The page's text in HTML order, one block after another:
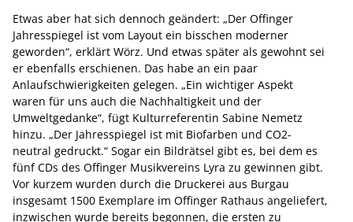
Etwas aber hat sich dennoch geändert: „Der Offinger
Jahresspiegel ist vom Layout ein bisschen moderner
geworden“, erklärt Wörz. Und etwas später als gewohnt sei
er ebenfalls erschienen. Das habe an ein paar
Anlaufschwierigkeiten gelegen. „Ein wichtiger Aspekt
waren für uns auch die Nachhaltigkeit und der
Umweltgedanke“, fügt Kulturreferentin Sabine Nemetz
hinzu. „Der Jahresspiegel ist mit Biofarben und CO2-
neutral gedruckt.“ Sogar ein Bildrätsel gibt es, bei dem es
fünf CDs des Offinger Musikvereins Lyra zu gewinnen gibt.
Vor kurzem wurden durch die Druckerei aus Burgau
insgesamt 1500 Exemplare im Offinger Rathaus angeliefert,
inzwischen wurde bereits begonnen, die ersten zu